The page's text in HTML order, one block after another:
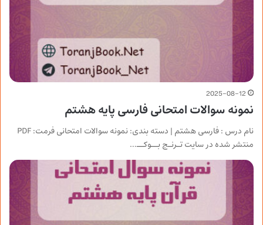
2025-08-12
نمونه سوالات امتحانی فارسی پایه هشتم
منتشر شده در سایت تـرنـج بــوکــ…